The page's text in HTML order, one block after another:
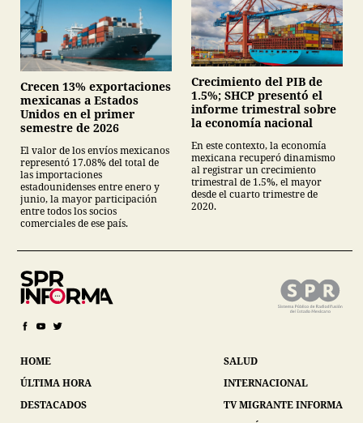
Crecen 13% exportaciones
mexicanas a Estados
Unidos en el primer
semestre de 2026
El valor de los envíos mexicanos
representó 17.08% del total de
las importaciones
estadounidenses entre enero y
junio, la mayor participación
entre todos los socios
comerciales de ese país.
Crecimiento del PIB de
1.5%; SHCP presentó el
informe trimestral sobre
la economía nacional
En este contexto, la economía
mexicana recuperó dinamismo
al registrar un crecimiento
trimestral de 1.5%, el mayor
desde el cuarto trimestre de
2020.
HOME
ÚLTIMA HORA
DESTACADOS
SALUD
INTERNACIONAL
TV MIGRANTE INFORMA